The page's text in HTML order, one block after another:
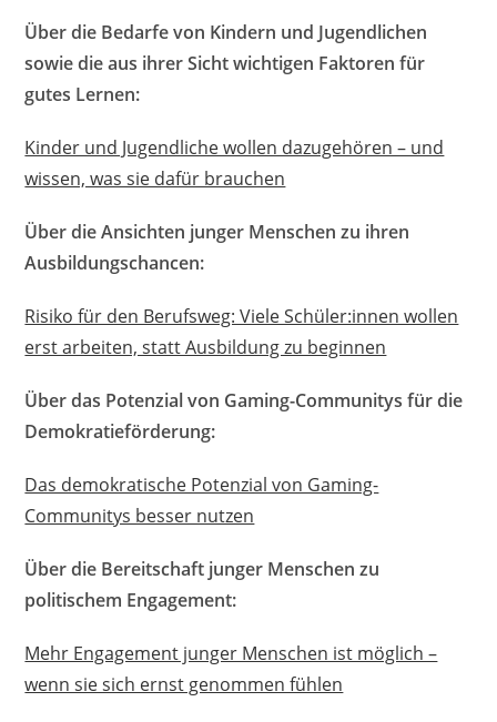
Über die Bedarfe von Kindern und Jugendlichen
sowie die aus ihrer Sicht wichtigen Faktoren für
gutes Lernen:
Kinder und Jugendliche wollen dazugehören – und
wissen, was sie dafür brauchen
Über die Ansichten junger Menschen zu ihren
Ausbildungschancen:
Risiko für den Berufsweg: Viele Schüler:innen wollen
erst arbeiten, statt Ausbildung zu beginnen
Über das Potenzial von Gaming-Communitys für die
Demokratieförderung:
Das demokratische Potenzial von Gaming-
Communitys besser nutzen
Über die Bereitschaft junger Menschen zu
politischem Engagement:
Mehr Engagement junger Menschen ist möglich –
wenn sie sich ernst genommen fühlen